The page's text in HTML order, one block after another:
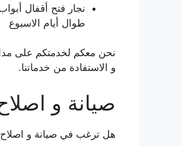
طوال أيام الاسبوع
نحن معكم لخدمتكم على
و الاستفادة من خدماتنا.
صيانة و
هل ترغب في صيانة و اصلاح